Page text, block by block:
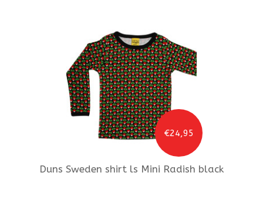
€24,95
Duns Sweden shirt ls Mini Radish black